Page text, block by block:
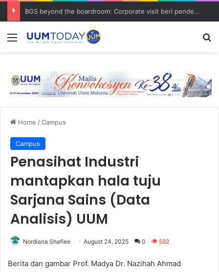
BGS beyond the boardroom: Corporate visit beri pendedahan dunia korporat kepada PELAJAR UUM
Menu
Home /Campus
Campus
Penasihat Industri
mantapkan hala tuju
Sarjana Sains (Data
Analisis) UUM
Nordiana Shafiee August 24, 2025 0 592
Berita dan gambar Prof. Madya Dr. Nazihah Ahmad